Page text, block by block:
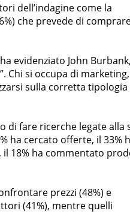
dell’indagine come la
che prevede di
evidenziato John Burbank,
Chi si occupa di
sulla corretta tipologia
fare ricerche legate alla
ha cercato offerte, il 33%
il 18% ha commentato
prezzi (48%) e
(41%), mentre quelli